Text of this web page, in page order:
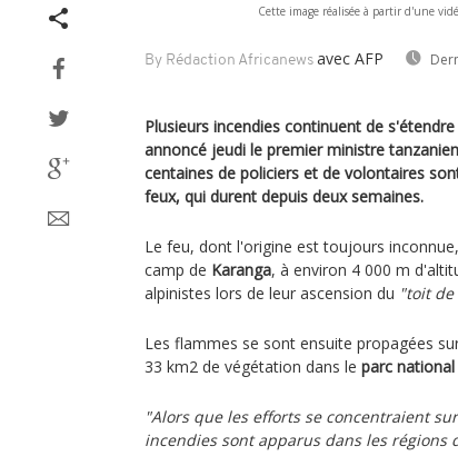
Cette image réalisée à partir d'une
By Rédaction Africanews avec AFP
Plusieurs incendies continuent de
annoncé jeudi le premier ministre
centaines de policiers et de volontaires
feux, qui durent depuis deux semaines.
Le feu, dont l'origine est toujours
camp de Karanga, à environ 4 000 m
alpinistes lors de leur ascension du "toit
Les flammes se sont ensuite propagées
33 km2 de végétation dans le parc
"Alors que les efforts se concentraient
incendies sont apparus dans les régions